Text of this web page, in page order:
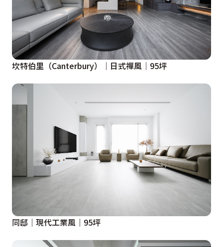
坎特伯里（Canterbury）│日式禪風│95坪
同邸｜現代工業風｜95坪